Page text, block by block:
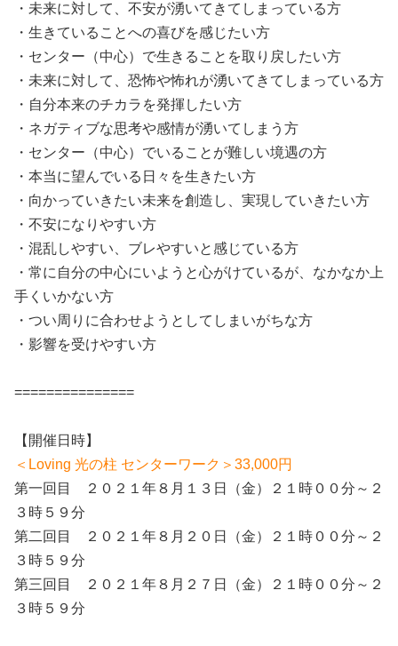
・未来に対して、不安が湧いてきてしまっている方
・生きていることへの喜びを感じたい方
・センター（中心）で生きることを取り戻したい方
・未来に対して、恐怖や怖れが湧いてきてしまっている方
・自分本来のチカラを発揮したい方
・ネガティブな思考や感情が湧いてしまう方
・センター（中心）でいることが難しい境遇の方
・本当に望んでいる日々を生きたい方
・向かっていきたい未来を創造し、実現していきたい方
・不安になりやすい方
・混乱しやすい、ブレやすいと感じている方
・常に自分の中心にいようと心がけているが、なかなか上
手くいかない方
・つい周りに合わせようとしてしまいがちな方
・影響を受けやすい方
===============
【開催日時】
＜Loving 光の柱 センターワーク＞33,000円
第一回目 ２０２１年８月１３日（金）２１時００分～２
３時５９分
第二回目 ２０２１年８月２０日（金）２１時００分～２
３時５９分
第三回目 ２０２１年８月２７日（金）２１時００分～２
３時５９分